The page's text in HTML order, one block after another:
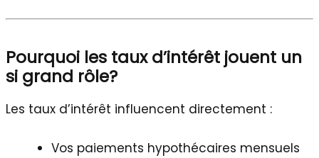
Pourquoi les taux d’intérêt jouent un
si grand rôle?
Les taux d’intérêt influencent directement :
Vos paiements hypothécaires mensuels